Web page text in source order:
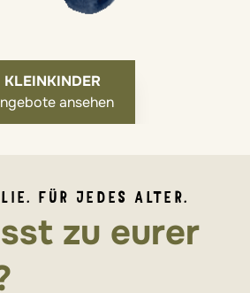
KLEINKINDER
ansehen
FÜR JEDES ALTER.
zu eurer